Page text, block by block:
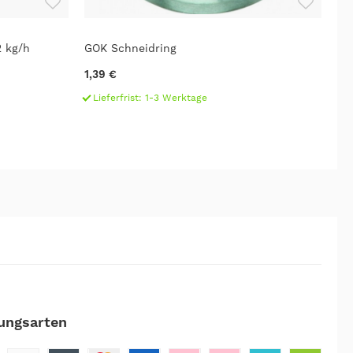
kg/h GOK Schneidring
1,39 €
Lieferfrist: 1-3 Werktage